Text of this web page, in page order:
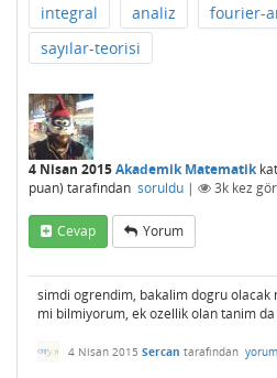
integral analiz
fourier-
sayılar-teorisi
4 Nisan 2015Akademik Matematik
puan) tarafından soruldu | 3k kez
Cevap Yorum
simdi ogrendim, bakalim dogru olacak
mi bilmiyorum, ek ozellik olan tanim
4 Nisan 2015 Sercan tarafından